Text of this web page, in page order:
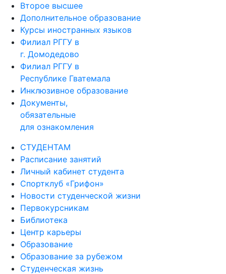
Второе высшее
Дополнительное образование
Курсы иностранных языков
Филиал РГГУ в
г. Домодедово
Филиал РГГУ в
Республике Гватемала
Инклюзивное образование
Документы,
обязательные
для ознакомления
СТУДЕНТАМ
Расписание занятий
Личный кабинет студента
Спортклуб «Грифон»
Новости студенческой жизни
Первокурсникам
Библиотека
Центр карьеры
Образование
Образование за рубежом
Студенческая жизнь